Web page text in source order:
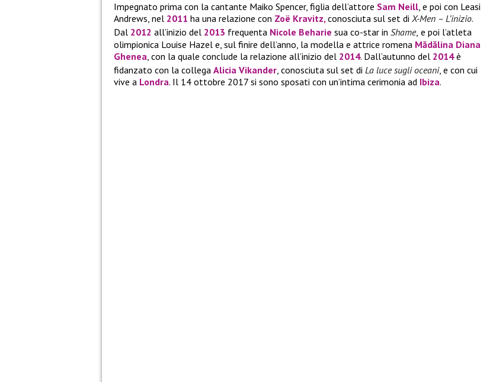
Impegnato prima con la cantante Maiko Spencer, figlia dell’attore Sam Neill, e poi con Leasi
Andrews, nel 2011 ha una relazione con Zoë Kravitz,conosciuta sul set di X-Men – L’inizio.
Dal 2012 all’inizio del 2013 frequenta Nicole Beharie sua co-star in Shame, e poi l’atleta
olimpionica Louise Hazel e, sul finire dell’anno, la modella e attrice romena Mădălina Diana
Ghenea , con la quale conclude la relazione all’inizio del 2014. Dall’autunno del 2014è
fidanzato con la collega Alicia Vikander , conosciuta sul set di La luce sugli oceani, e con cui
vive a Londra. Il 14 ottobre 2017 si sono sposati con un’intima cerimonia ad Ibiza.